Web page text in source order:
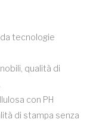
tecnologie
qualità di
con PH
di stampa senza